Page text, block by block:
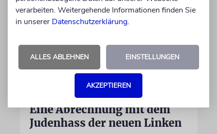
Eine Abrechnung mit dem
Judenhass der neuen Linken
verarbeiten. Weitergehende Informationen finden Sie
in unserer Datenschutzerklärung.
ALLES ABLEHNEN EINSTELLUNGEN
AKZEPTIEREN